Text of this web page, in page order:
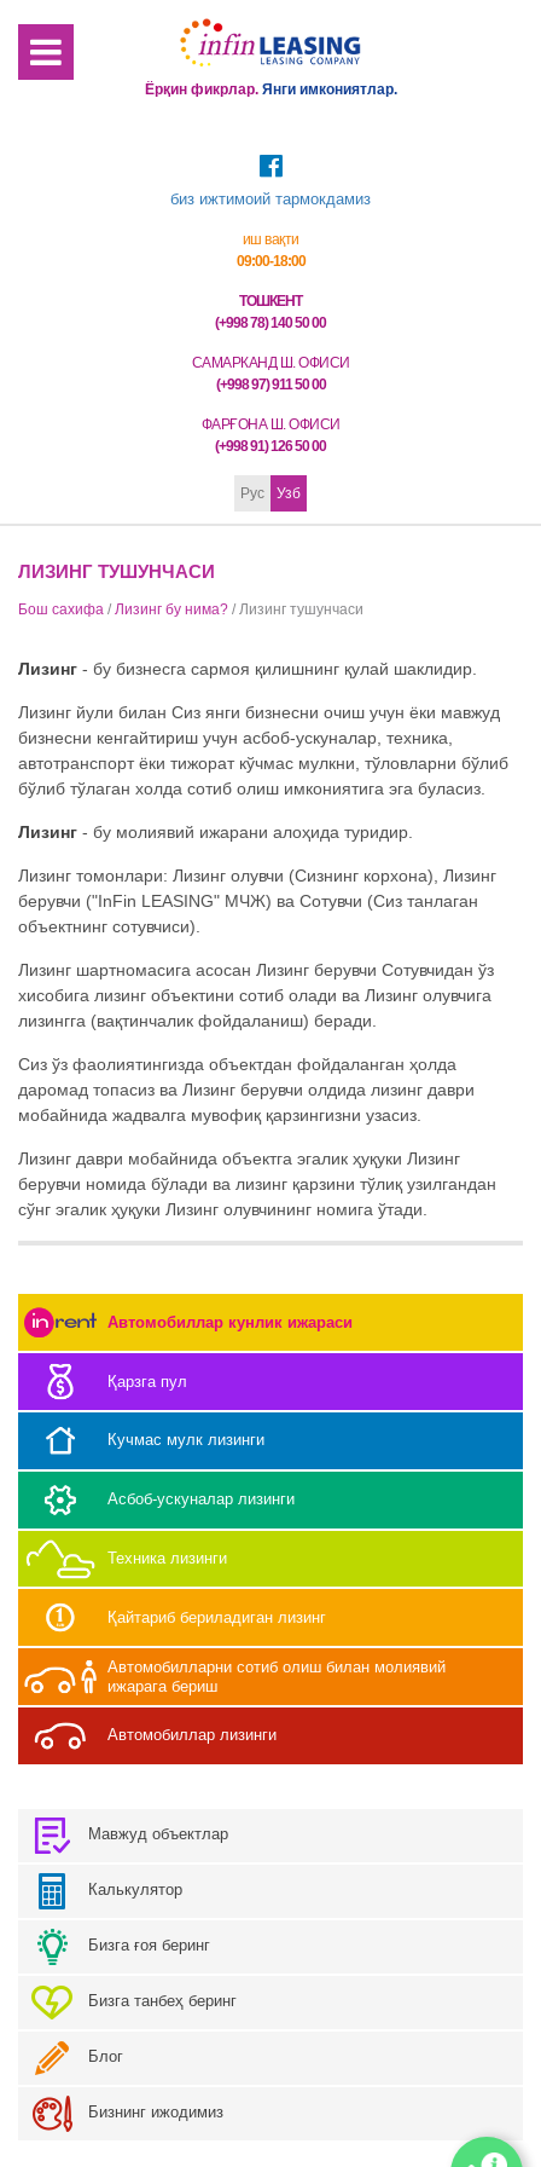
Ёрқин фикрлар. Янги имкониятлар.
биз ижтимоий тармокдамиз
иш вақти
09:00-18:00
ТОШКЕНТ
(+998 78) 140 50 00
САМАРКАНД Ш. ОФИСИ
(+998 97) 911 50 00
ФАРҒОНА Ш. ОФИСИ
(+998 91) 126 50 00
Рус Узб
ЛИЗИНГ ТУШУНЧАСИ
Бош сахифа /Лизинг бу нима? / Лизинг тушунчаси
Лизинг - бу бизнесга сармоя қилишнинг қулай шаклидир.
Лизинг йули билан Сиз янги бизнесни очиш учун ёки мавжуд
бизнесни кенгайтириш учун асбоб-ускуналар, техника,
автотранспорт ёки тижорат кўчмас мулкни, тўловларни бўлиб
бўлиб тўлаган холда сотиб олиш имкониятига эга буласиз.
Лизинг - бу молиявий ижарани алоҳида туридир.
Лизинг томонлари: Лизинг олувчи (Сизнинг корхона), Лизинг
берувчи ("InFin LEASING" МЧЖ) ва Сотувчи (Сиз танлаган
объектнинг сотувчиси).
Лизинг шартномасига асосан Лизинг берувчи Сотувчидан ўз
хисобига лизинг объектини сотиб олади ва Лизинг олувчига
лизингга (вақтинчалик фойдаланиш) беради.
Сиз ўз фаолиятингизда объектдан фойдаланган ҳолда
даромад топасиз ва Лизинг берувчи олдида лизинг даври
мобайнида жадвалга мувофиқ қарзингизни узасиз.
Лизинг даври мобайнида объектга эгалик ҳуқуки Лизинг
берувчи номида бўлади ва лизинг қарзини тўлиқ узилгандан
сўнг эгалик ҳуқуки Лизинг олувчининг номига ўтади.
Автомобиллар кунлик ижараси
Қарзга пул
Кучмас мулк лизинги
Асбоб-ускуналар лизинги
Техника лизинги
Қайтариб бериладиган лизинг
Автомобилларни сотиб олиш билан молиявий
ижарага бериш
Автомобиллар лизинги
Мавжуд объектлар
Калькулятор
Бизга ғоя беринг
Бизга танбеҳ беринг
Блог
Бизнинг ижодимиз